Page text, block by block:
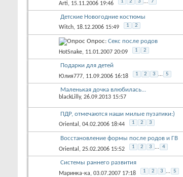
Arti, 15.11.2006 19:46 1 2 3 ... 7
Детские Новогодние костюмы
Witch, 18.12.2006 15:49 1 2
Опрос: Секс после родов
HotSnake, 11.01.2007 20:09 1 2
Подарки для детей
Юлия777, 11.09.2006 16:18 1 2 3 ... 5
Маленькая дочка влюбилась...
blackLilly, 26.09.2013 15:57
ПДР, отмечаются наши милые пузатики:)
Oriental , 04.02.2006 18:44 1 2 3
Восстановление формы после родов и ГВ
Oriental , 25.02.2006 15:52 1 2 3 ... 4
Системы раннего развития
Маринка-ка, 03.07.2007 17:18 1 2 3 ... 5